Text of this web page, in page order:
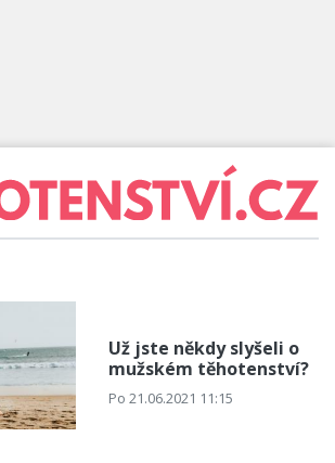
Už jste někdy slyšeli o
mužském těhotenství?
Po 21.06.2021 11:15